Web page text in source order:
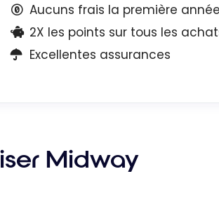
Aucuns frais la première année
2X les points sur tous les
Excellentes assurances
Midway